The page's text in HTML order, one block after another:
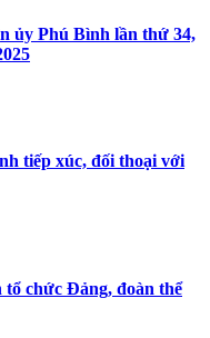
ủy Phú Bình lần thứ 34,
tiếp xúc, đối thoại với
chức Đảng, đoàn thể